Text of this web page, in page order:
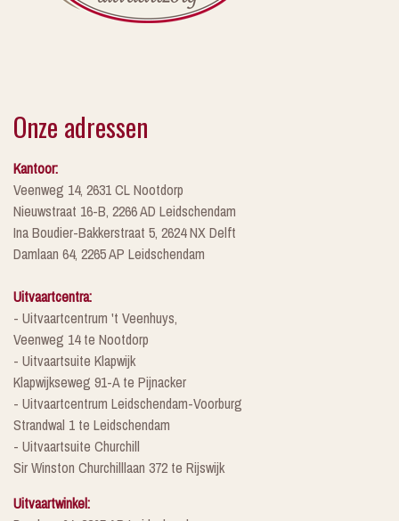
Onze adressen
Kantoor:
Veenweg 14, 2631 CL Nootdorp
Nieuwstraat 16-B, 2266 AD Leidschendam
Ina Boudier-Bakkerstraat 5, 2624 NX Delft
Damlaan 64, 2265 AP Leidschendam
Uitvaartcentra:
- Uitvaartcentrum 't Veenhuys,
Veenweg 14 te Nootdorp
- Uitvaartsuite Klapwijk
Klapwijkseweg 91-A te Pijnacker
- Uitvaartcentrum Leidschendam-Voorburg
Strandwal 1 te Leidschendam
- Uitvaartsuite Churchill
Sir Winston Churchilllaan 372 te Rijswijk
Uitvaartwinkel: